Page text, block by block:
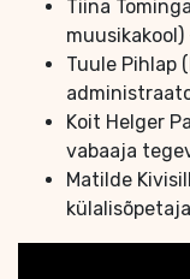
Tiina
Tuule Pihlap
Koit Helger
vabaaja
Matilde